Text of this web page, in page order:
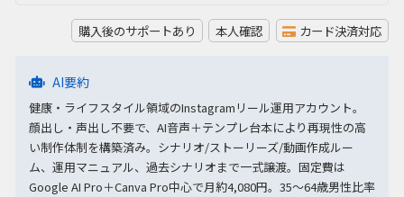
購入後のサポートあり 本人確認 カード決済対応
AI要約
健康・ライフスタイル領域のInstagramリール運用アカウント。
顔出し・声出し不要で、AI音声＋テンプレ台本により再現性の高
い制作体制を構築済み。シナリオ/ストーリーズ/動画作成ルー
ム、運用マニュアル、過去シナリオまで一式譲渡。固定費は
Google AI Pro＋Canva Pro中心で月約4,080円。35〜64歳男性比率